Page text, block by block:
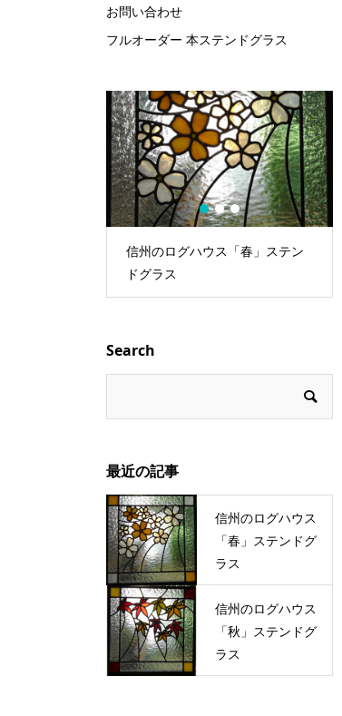
お問い合わせ
フルオーダー 本ステンドグラス
信州のログハウス「春」ステン
ドグラス
1 2 3
Search
最近の記事
信州のログハウス
「春」ステンドグ
ラス
信州のログハウス
「秋」ステンドグ
ラス